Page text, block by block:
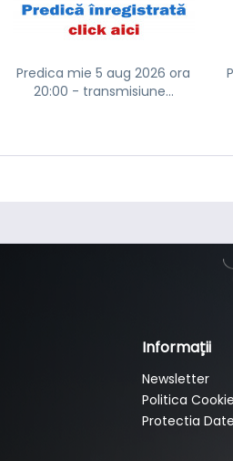
Predica mie 5 aug 2026 ora
20:00 - transmisiune...
Informații
Newsletter
Politica Cookie
Protectia